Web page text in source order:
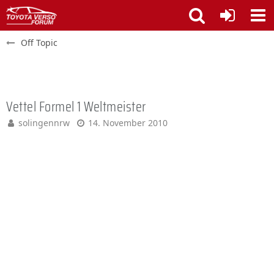
Off Topic
Vettel Formel 1 Weltmeister
solingennrw 14. November 2010